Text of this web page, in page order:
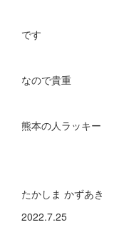
です
なので貴重
熊本の人ラッキー
たかしま かずあき
2022.7.25